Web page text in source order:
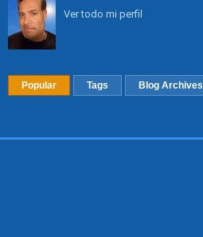
Ver todo mi perfil
Popular Tags Blog Archives